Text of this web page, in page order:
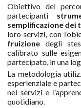
Obiettivo del
partecipanti
semplificazione dei
loro servizi, con
fruizione degli
calibrato sulle
partecipato, in una
La metodologia
esperienziale e
nei servizi e
quotidiano.